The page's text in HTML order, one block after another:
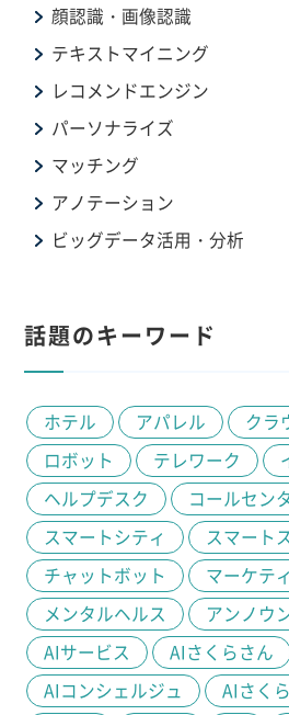
顔認識・画像認識
テキストマイニング
レコメンドエンジン
パーソナライズ
マッチング
アノテーション
ビッグデータ活用・分析
話題のキーワード
ホテル アパレル クラ
ロボット
テレワーク
ヘルプデスク
コールセン
スマートシティ
スマート
チャットボット
マーケテ
メンタルヘルス
アンノウ
AIサービス
AIさくらさん
AIコンシェルジュ
AIさく